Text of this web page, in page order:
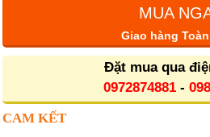
MUA
Giao hàng
Đặt mua qua
0972874881-
CAM KẾT